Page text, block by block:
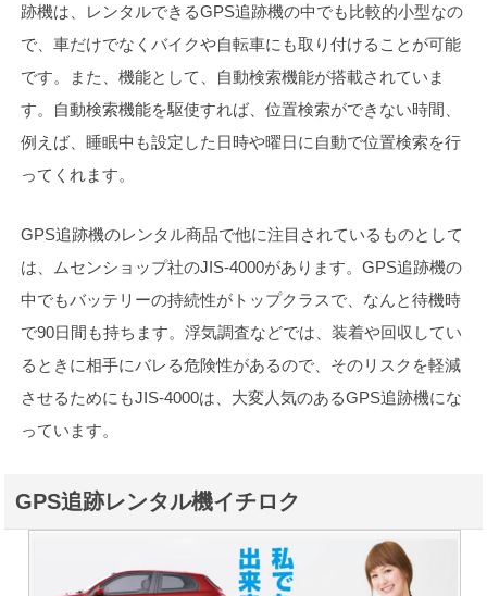
跡機は、レンタルできるGPS追跡機の中でも比較的小型なの
で、車だけでなくバイクや自転車にも取り付けることが可能
です。また、機能として、自動検索機能が搭載されていま
す。自動検索機能を駆使すれば、位置検索ができない時間、
例えば、睡眠中も設定した日時や曜日に自動で位置検索を行
ってくれます。
GPS追跡機のレンタル商品で他に注目されているものとして
は、ムセンショップ社のJIS-4000があります。GPS追跡機の
中でもバッテリーの持続性がトップクラスで、なんと待機時
で90日間も持ちます。浮気調査などでは、装着や回収してい
るときに相手にバレる危険性があるので、そのリスクを軽減
させるためにもJIS-4000は、大変人気のあるGPS追跡機にな
っています。
GPS追跡レンタル機イチロク